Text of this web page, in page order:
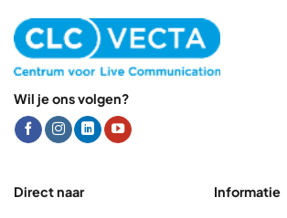
Wil je ons volgen?
Direct naar Informatie